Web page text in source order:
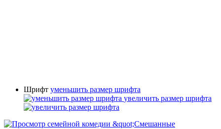
Шрифт уменьшить размер шрифта
увеличить размер шрифта